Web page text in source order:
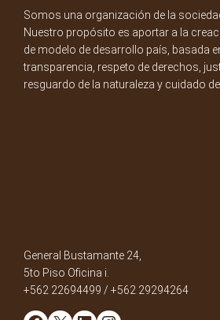
Somos una organización de la
Nuestro propósito es aportar a la
de modelo de desarrollo país, basada
transparencia, respeto de derechos,
resguardo de la naturaleza y cuidado
General Bustamante 24,
5to Piso Oficina i.
+562 22694499 / +562 29294264